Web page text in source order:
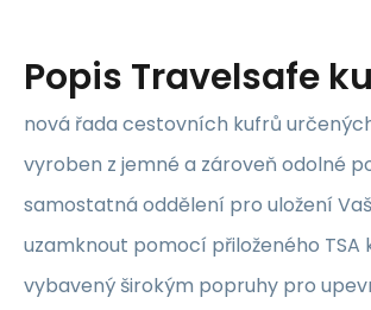
Popis Travelsafe
nová řada cestovních kufrů
vyroben z jemné a zároveň odolné
samostatná oddělení pro uložení
uzamknout pomocí přiloženého
vybavený širokým popruhy pro